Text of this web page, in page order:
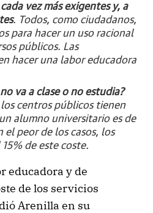
vez más exigentes y, a
. Todos, como ciudadanos,
para hacer un uso racional
públicos. Las
hacer una labor educadora
va a clase o no estudia?
centros públicos tienen
alumno universitario es de
peor de los casos, los
de este coste.
educadora y de
de los servicios
Arenilla en su